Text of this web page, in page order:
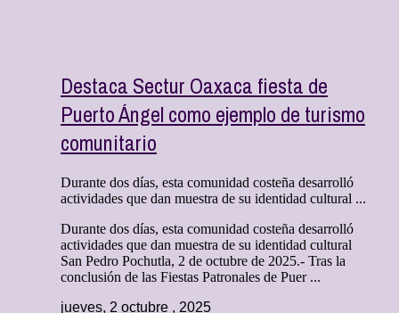
Destaca Sectur Oaxaca fiesta de
Puerto Ángel como ejemplo de turismo
comunitario
Durante dos días, esta comunidad costeña desarrolló
actividades que dan muestra de su identidad cultural ...
Durante dos días, esta comunidad costeña desarrolló
actividades que dan muestra de su identidad cultural
San Pedro Pochutla, 2 de octubre de 2025.- Tras la
conclusión de las Fiestas Patronales de Puer ...
jueves, 2 octubre , 2025